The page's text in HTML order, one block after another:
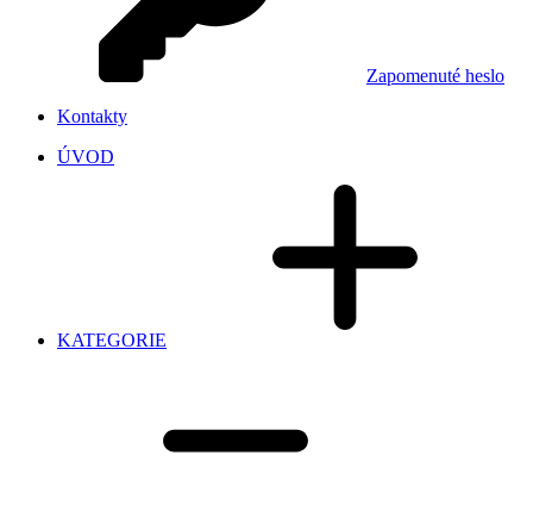
Zapomenuté heslo
Kontakty
ÚVOD
KATEGORIE